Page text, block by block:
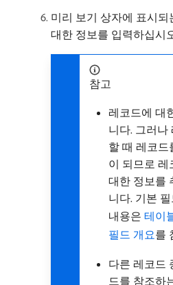
미리 보기 상자에 표시
대한 정보를 입력하십시
참고
레코드에 대
니다. 그러나
할 때 레코드
이 되므로 레
대한 정보를
니다. 기본
내용은 테이
필드 개요를
다른 레코드
드를 참조하